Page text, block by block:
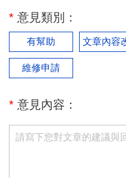
* 意見類別：
有幫助 文章內容
維修申請
* 意見內容：